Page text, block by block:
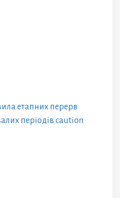
етапних перерв
періодів caution